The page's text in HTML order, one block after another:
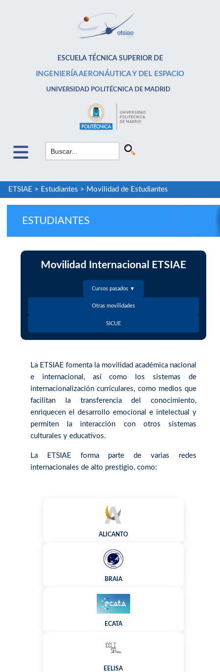
ESCUELA TÉCNICA SUPERIOR DE
INGENIERÍA AERONÁUTICA Y DEL ESPACIO
UNIVERSIDAD POLITÉCNICA DE MADRID
ETSIAE > Estudiantes > Movilidad de Estudiantes
ESTUDIANTES
Movilidad Internacional ETSIAE
Cursos pasados ▼
Otras movilidades
SICUE
La ETSIAE fomenta la movilidad académica nacional
e internacional, así como los sistemas de
internacionalización curriculares, como medios que
facilitan la transferencia del conocimiento,
enriquecen el desarrollo emocional e intelectual y
permiten la interacción con otros sistemas
culturales y educativos.
La ETSIAE forma parte de varias redes
internacionales de alto prestigio, como:
ALICANTO
BRAIA
ECATA
EELISA